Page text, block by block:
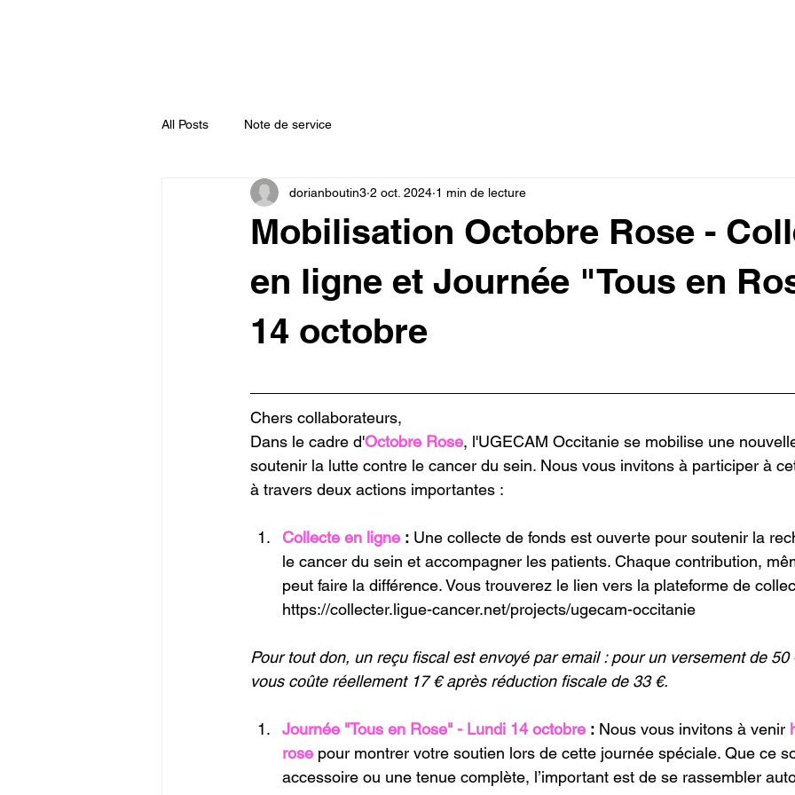
All Posts Note de service
Mobilisation Octobre Rose -
en ligne et Journée "Tous en
14 octobre
dorianboutin3 2 oct. 2024 1 min de lecture
Chers collaborateurs,
Dans le cadre d'Octobre Rose, l'UGECAM Occitanie se mobilise une
soutenir la lutte contre le cancer du sein. Nous vous invitons à participer à
à travers deux actions importantes :
Collecte en ligne : Une collecte de fonds est ouverte pour soutenir la
le cancer du sein et accompagner les patients. Chaque contribution,
peut faire la différence. Vous trouverez le lien vers la plateforme de
https://collecter.ligue-cancer.net/projects/ugecam-occitanie
Pour tout don, un reçu fiscal est envoyé par email : pour un versement de
vous coûte réellement 17 € après réduction fiscale de 33 €.
Journée "Tous en Rose" - Lundi 14 octobre : Nous vous invitons à venir
rose pour montrer votre soutien lors de cette journée spéciale. Que ce
accessoire ou une tenue complète, l’important est de se rassembler